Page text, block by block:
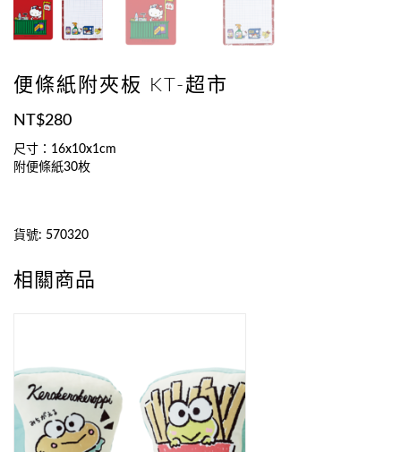
便條紙附夾板 KT-超市
NT$280
尺寸：16x10x1cm
附便條紙30枚
貨號: 570320
相關商品